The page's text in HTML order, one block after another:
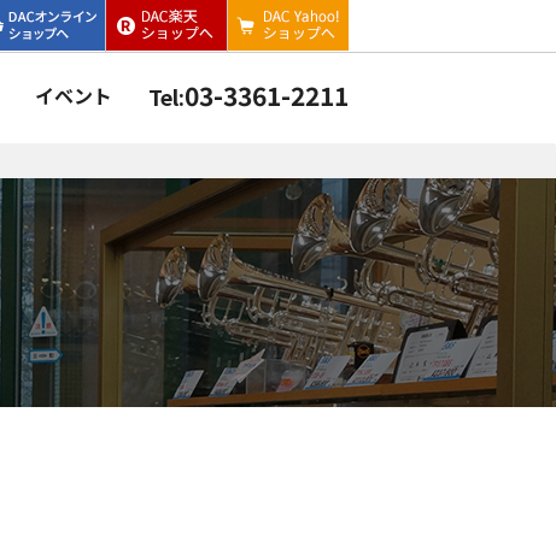
イベント Tel:03-3361-2211